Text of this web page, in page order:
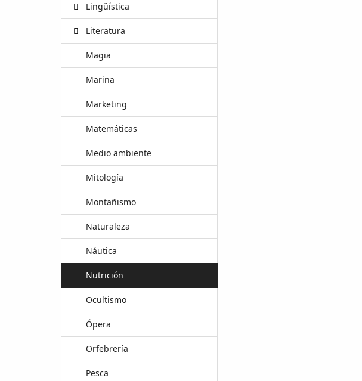
Lingüística
Literatura
Magia
Marina
Marketing
Matemáticas
Medio ambiente
Mitología
Montañismo
Naturaleza
Náutica
Nutrición
Ocultismo
Ópera
Orfebrería
Pesca